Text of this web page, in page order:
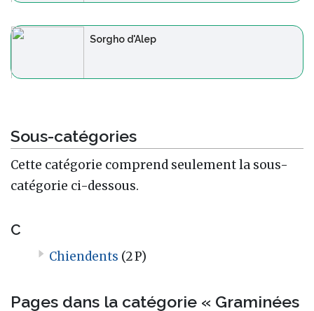
Sorgho d'Alep
Sous-catégories
Cette catégorie comprend seulement la sous-
catégorie ci-dessous.
C
Chiendents (2 P)
Pages dans la catégorie « Graminées